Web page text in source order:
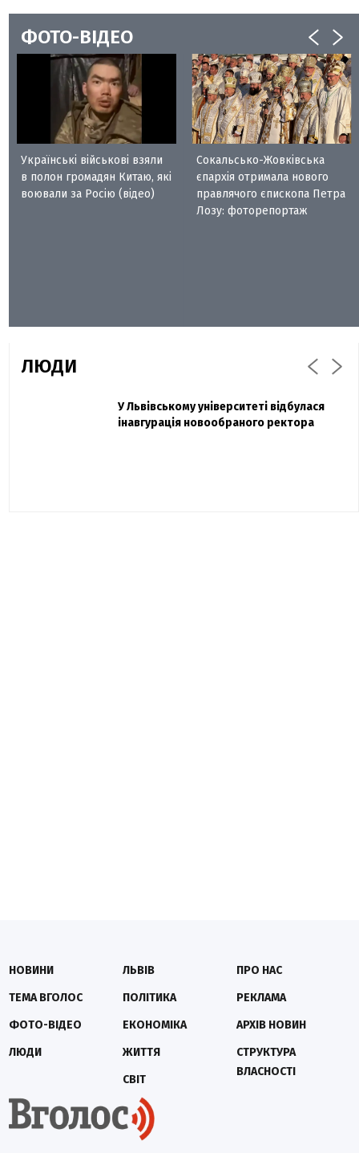
ФОТО-ВІДЕО
Українські військові взяли
в полон громадян Китаю, які
воювали за Росію (відео)
Сокальсько-Жовківська
єпархія отримала нового
правлячого єпископа Петра
Лозу: фоторепортаж
ЛЮДИ
Павло Дак
Захисник "Азовсталі" Діанов вдруге
одружився та показав фото з весілля
У Львівському університеті відбулася
інавгурація новообраного ректора
НОВИНИ
ТЕМА ВГОЛОС
ФОТО-ВІДЕО
ЛЮДИ
ЛЬВІВ
ПОЛІТИКА
ЕКОНОМІКА
ЖИТТЯ
СВІТ
ПРО НАС
РЕКЛАМА
АРХІВ НОВИН
СТРУКТУРА
ВЛАСНОСТІ